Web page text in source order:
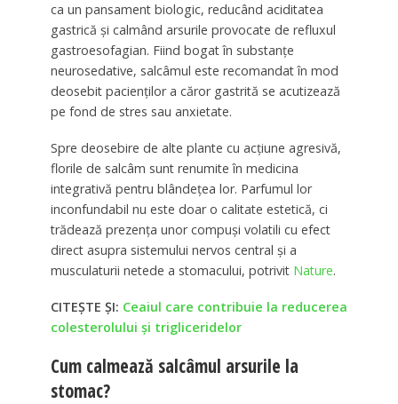
ca un pansament biologic, reducând aciditatea
gastrică și calmând arsurile provocate de refluxul
gastroesofagian. Fiind bogat în substanțe
neurosedative, salcâmul este recomandat în mod
deosebit pacienților a căror gastrită se acutizează
pe fond de stres sau anxietate.
Spre deosebire de alte plante cu acțiune agresivă,
florile de salcâm sunt renumite în medicina
integrativă pentru blândețea lor. Parfumul lor
inconfundabil nu este doar o calitate estetică, ci
trădează prezența unor compuși volatili cu efect
direct asupra sistemului nervos central și a
musculaturii netede a stomacului, potrivit Nature.
CITEȘTE ȘI: Ceaiul care contribuie la reducerea
colesterolului și trigliceridelor
Cum calmează salcâmul arsurile la
stomac?